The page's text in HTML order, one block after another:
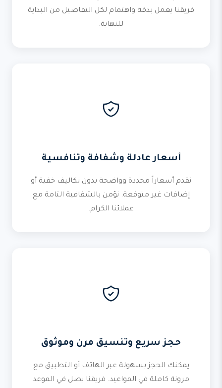
فريقنا يعمل بدقة واهتمام لكل التفاصيل من البداية
للنهاية.
أسعار عادلة وشفافة وتنافسية
نقدم أسعاراً محددة وواضحة بدون تكاليف خفية أو
إضافات غير متوقعة. نؤمن بالشفافية التامة مع
عملائنا الكرام.
حجز سريع وتنسيق مرن وموثوق
يمكنك الحجز بسهولة عبر الهاتف أو التطبيق مع
مرونة كاملة في المواعيد. فريقنا يصل في الموعد